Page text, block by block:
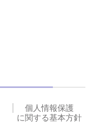
個人情報保護
に関する基本方針